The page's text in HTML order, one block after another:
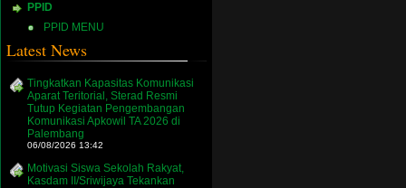
PPID
PPID MENU
Latest News
Tingkatkan Kapasitas Komunikasi
Aparat Teritorial, Sterad Resmi
Tutup Kegiatan Pengembangan
Komunikasi Apkowil TA 2026 di
Palembang
06/08/2026 13:42
Motivasi Siswa Sekolah Rakyat,
Kasdam II/Sriwijaya Tekankan